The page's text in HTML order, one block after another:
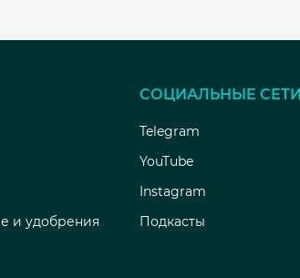
и удобрения
СОЦИАЛЬНЫЕ СЕТИ
Telegram
YouTube
Instagram
Подкасты